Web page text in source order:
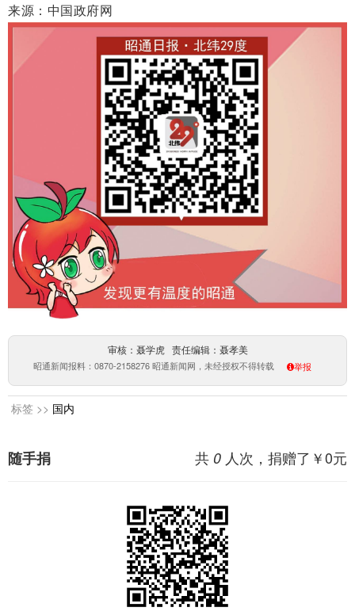
来源：中国政府网
审核：聂学虎 责任编辑：聂孝美
昭通新闻报料：0870-2158276 昭通新闻网，未经授权不得转载 举报
标签 >> 国内
共 0 人次，捐赠了￥0元
随手捐